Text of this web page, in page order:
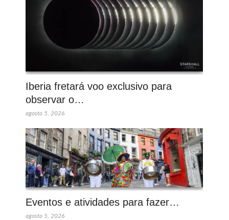
Iberia fretará voo exclusivo para
observar o…
agosto 5, 2026
Eventos e atividades para fazer…
agosto 5, 2026